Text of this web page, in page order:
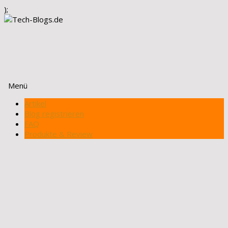
);
Menü
Zum
Inhalt
springen
Artikel
Blog registrieren
FAQ
Produkte & Review